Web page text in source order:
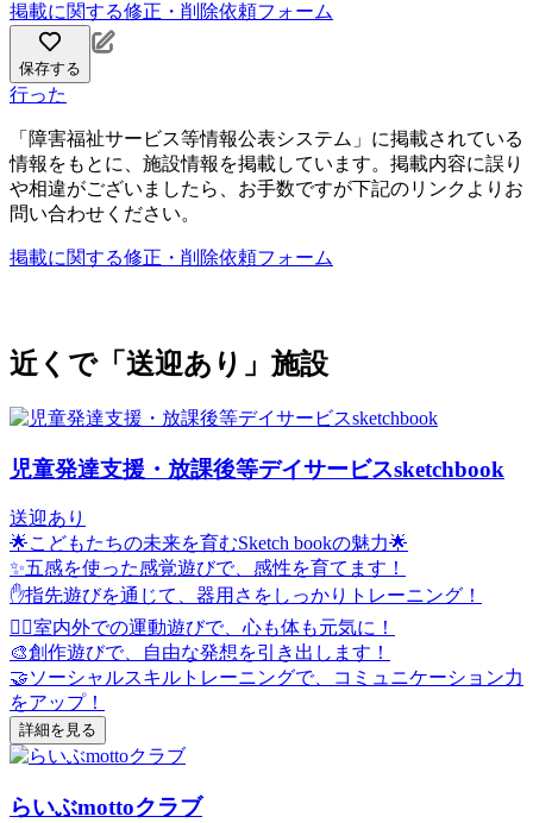
掲載に関する修正・削除依頼フォーム
保存する
行った
「障害福祉サービス等情報公表システム」に掲載されている
情報をもとに、施設情報を掲載しています。掲載内容に誤り
や相違がございましたら、お手数ですが下記のリンクよりお
問い合わせください。
掲載に関する修正・削除依頼フォーム
近くで「送迎あり」施設
児童発達支援・放課後等デイサービスsketchbook
送迎あり
🌟こどもたちの未来を育むSketch bookの魅力🌟
✨五感を使った感覚遊びで、感性を育てます！
✋指先遊びを通じて、器用さをしっかりトレーニング！
🏃‍♂️室内外での運動遊びで、心も体も元気に！
🎨創作遊びで、自由な発想を引き出します！
🤝ソーシャルスキルトレーニングで、コミュニケーション力
をアップ！
詳細を見る
らいぶmottoクラブ